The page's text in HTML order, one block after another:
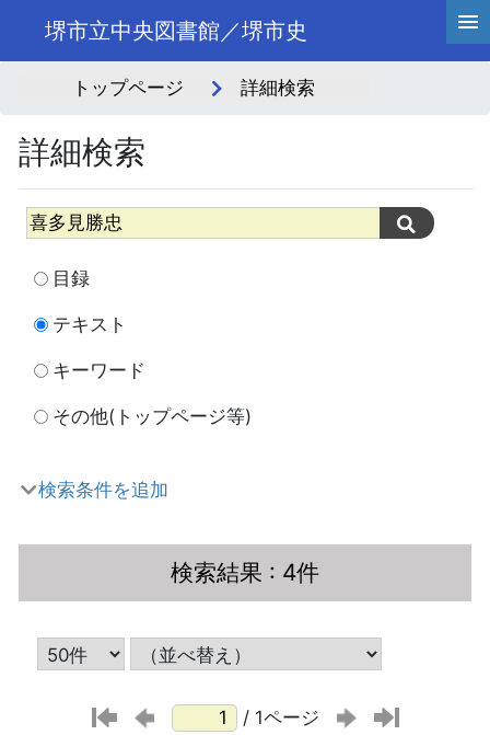
堺市立中央図書館／堺市史
トップページ 詳細検索
詳細検索
目録
テキスト
キーワード
その他(トップページ等)
検索条件を追加
検索結果 : 4件
/ 1ページ